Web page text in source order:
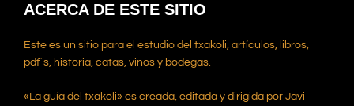
ACERCA DE ESTE SITIO
Este es un sitio para el estudio del txakoli, artículos, libros,
pdf`s, historia, catas, vinos y bodegas.
«La guía del txakoli» es creada, editada y dirigida por Javi